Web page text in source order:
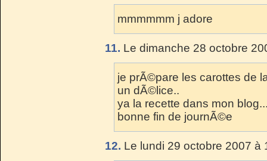
mmmmmm j adore
11. Le dimanche 28 octobre
je prÃ©pare les carottes de
un dÃ©lice..
ya la recette dans mon
bonne fin de journÃ©e
12. Le lundi 29 octobre 2007 à